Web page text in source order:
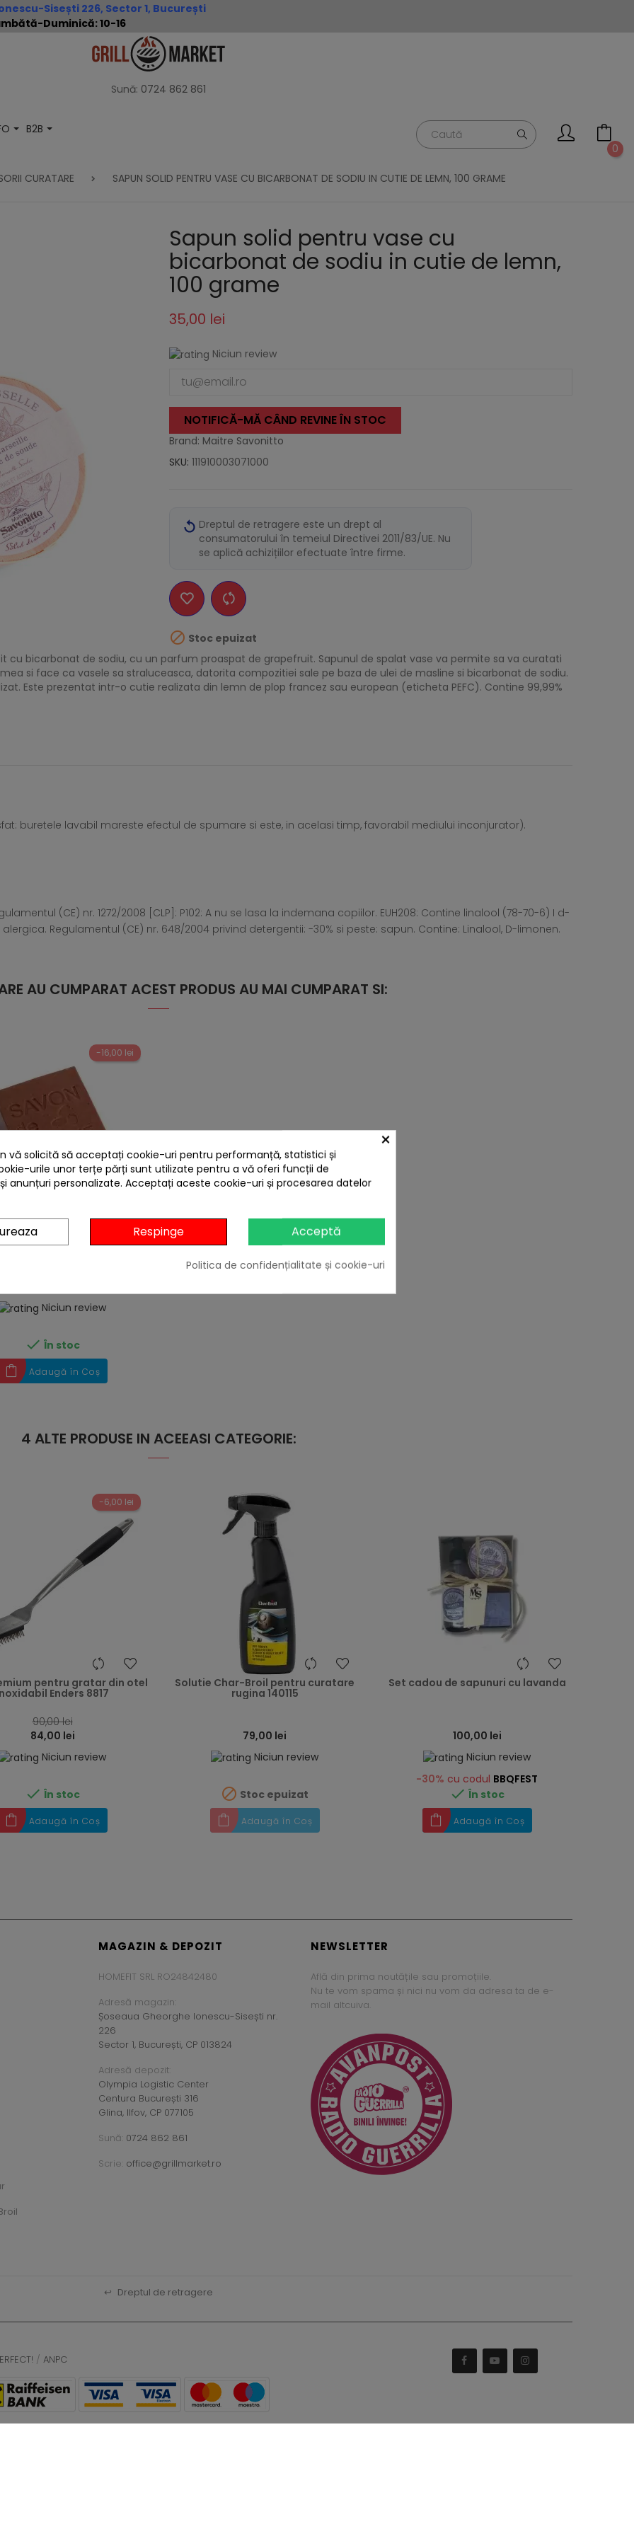
Sisești 226, Sector 1, București
Duminică: 10-16
Sună: 0724 862 861
B2B
0
CURATARE SAPUN SOLID PENTRU VASE CU BICARBONAT DE SODIU IN CUTIE DE LEMN, 100 GRAME
Sapun solid pentru vase cu
bicarbonat de sodiu in cutie de lemn,
100 grame
35,00 lei
Niciun review
NOTIFICĂ-MĂ CÂND REVINE ÎN STOC
Brand: Maitre Savonitto
SKU: 111910003071000
Dreptul de retragere este un drept al
consumatorului în temeiul Directivei 2011/83/UE. Nu
se aplică achizițiilor efectuate între firme.
 Stoc epuizat
cu bicarbonat de sodiu, cu un parfum proaspat de grapefruit. Sapunul de spalat vase va permite sa va curatati
si face ca vasele sa straluceasca, datorita compozitiei sale pe baza de ulei de masline si bicarbonat de sodiu.
Este prezentat intr-o cutie realizata din lemn de plop francez sau european (eticheta PEFC). Contine 99,99%
buretele lavabil mareste efectul de spumare si este, in acelasi timp, favorabil mediului inconjurator).
(CE) nr. 1272/2008 [CLP]: P102: A nu se lasa la indemana copiilor. EUH208: Contine linalool (78-70-6) I d-
Regulamentul (CE) nr. 648/2004 privind detergentii: -30% si peste: sapun. Contine: Linalool, D-limonen.
AU CUMPARAT ACEST PRODUS AU MAI CUMPARAT SI:
-16,00 lei
heart
bucatarie cu cafea,
cub 250 grame
Niciun review
 În stoc
Adaugă în Coș
4 ALTE PRODUSE IN ACEEASI CATEGORIE:
-6,00 lei
heart
pentru gratar din otel
Enders 8817
90,00 lei
84,00 lei
Niciun review
 În stoc
Adaugă în Coș
heart
Solutie Char-Broil pentru curatare
rugina 140115
79,00 lei
Niciun review
 Stoc epuizat
Adaugă în Coș
heart
Set cadou de sapunuri cu lavanda
100,00 lei
Niciun review
-30% cu codul BBQFEST
 În stoc
Adaugă în Coș
MAGAZIN & DEPOZIT
HOMEFIT SRL RO24842480
Adresă magazin:
Șoseaua Gheorghe Ionescu-Sisești nr.
226
Sector 1, București, CP 013824
Adresă depozit:
Olympia Logistic Center
Centura București 316
Glina, Ilfov, CP 077105
Sună: 0724 862 861
Scrie: office@grillmarket.ro
NEWSLETTER
Află din prima noutățile sau promoțiile.
Nu te vom spama și nici nu vom da adresa ta de e-
mail altcuiva.
↩ Dreptul de retragere
/ ANPC
×
vă solicită să acceptați cookie-uri pentru performanță, statistici și
urile unor terțe părți sunt utilizate pentru a vă oferi funcții de
anunțuri personalizate. Acceptați aceste cookie-uri și procesarea datelor
Respinge Acceptă
Politica de confidențialitate și cookie-uri